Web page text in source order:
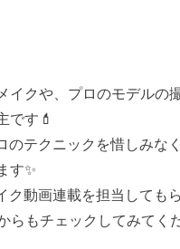
イクや、プロのモデルの
です💄
テクニックを惜しみな
す✨
動画連載を担当しても
もチェックしてみてく